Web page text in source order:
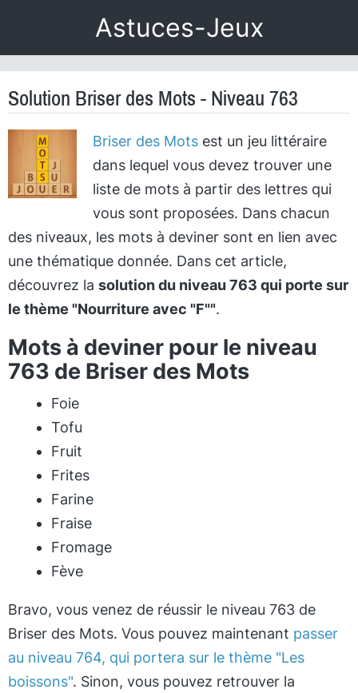
Astuces-Jeux
Solution Briser des Mots - Niveau 763
Briser des Motsest un jeu littéraire
dans lequel vous devez trouver une
liste de mots à partir des lettres qui
vous sont proposées. Dans chacun
des niveaux, les mots à deviner sont en lien avec
une thématique donnée. Dans cet article,
découvrez la solution du niveau 763 qui porte sur
le thème "Nourriture avec "F"".
Mots à deviner pour le niveau
763 de Briser des Mots
Foie
Tofu
Fruit
Frites
Farine
Fraise
Fromage
Fève
Bravo, vous venez de réussir le niveau 763 de
Briser des Mots. Vous pouvez maintenant passer
au niveau 764, qui portera sur le thème "Les
boissons". Sinon, vous pouvez retrouver la